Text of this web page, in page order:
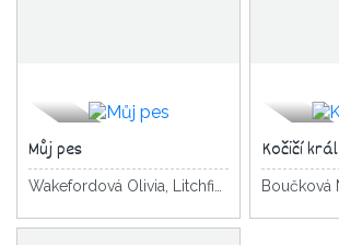
Můj pes
Wakefordová Olivia, Litchfield David
Kočičí král